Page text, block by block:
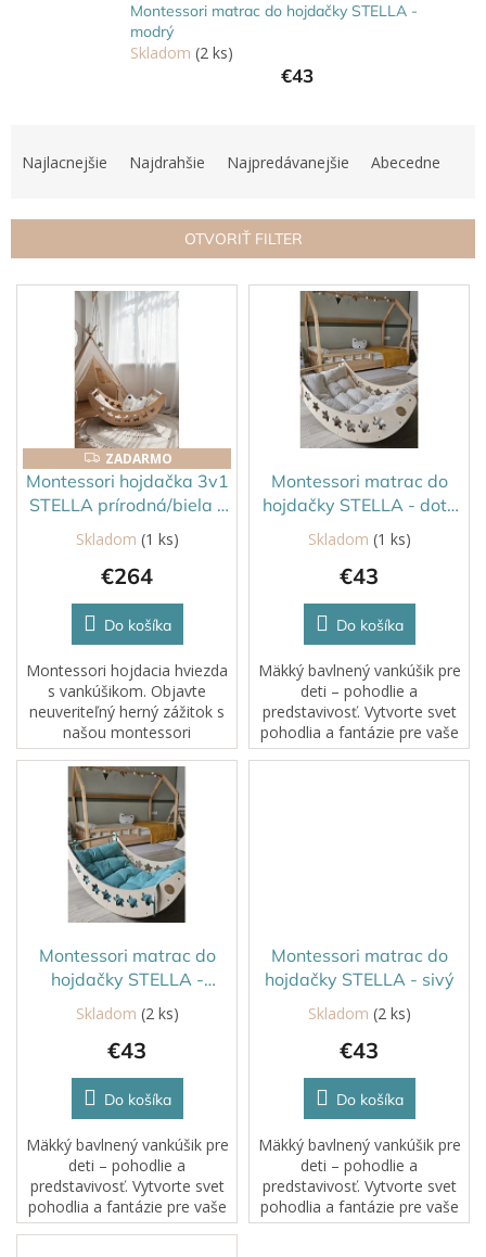
Montessori matrac do hojdačky STELLA -
modrý
Skladom (2 ks)
€43
i
e
Najlacnejšie Najdrahšie Najpredávanejšie Abecedne
OTVORIŤ FILTER
V
ZADARMO
ZADARMO
Montessori hojdačka 3v1
STELLA prírodná/biela s
matracom
Skladom (1 ks)
€264
Do košíka
Montessori hojdacia hviezda
s vankúšikom. Objavte
neuveriteľný herný zážitok s
našou montessori
hojdačkou, vzdelávacou
hračkou, ktorá spája
kreativitu a fyzický
rozvoj.Vyrobené z
bezpečných,...
Montessori matrac do
hojdačky STELLA - dots
béžový
Skladom (1 ks)
€43
Do košíka
Mäkký bavlnený vankúšik pre
deti – pohodlie a
predstavivosť. Vytvorte svet
pohodlia a fantázie pre vaše
deti s naším mäkkým
Montessori matrac do
hojdačky STELLA -
modrý
Skladom (2 ks)
€43
Do košíka
Mäkký bavlnený vankúšik pre
deti – pohodlie a
predstavivosť. Vytvorte svet
pohodlia a fantázie pre vaše
deti s naším mäkkým
Montessori matrac do
hojdačky STELLA - sivý
Skladom (2 ks)
€43
Do košíka
Mäkký bavlnený vankúšik pre
deti – pohodlie a
predstavivosť. Vytvorte svet
pohodlia a fantázie pre vaše
deti s naším mäkkým